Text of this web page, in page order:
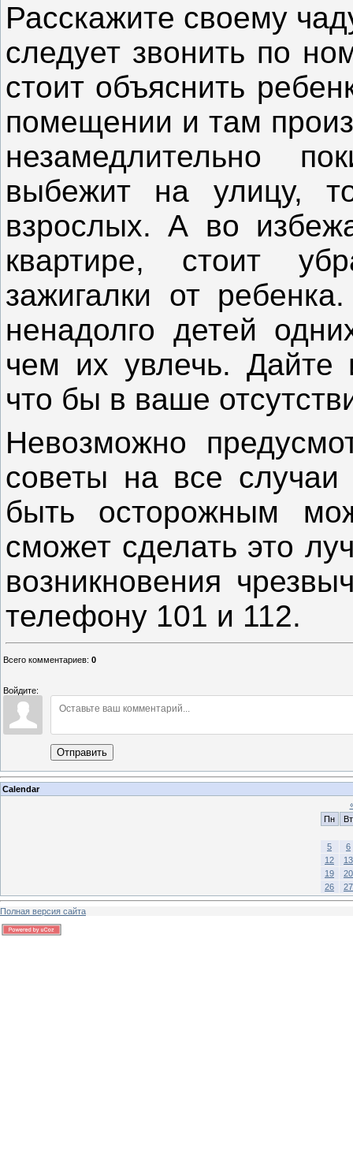
Расскажите своему
следует звонить по
стоит объяснить
помещении и там
незамедлительно
выбежит на улицу,
взрослых. А во
квартире, стоит
зажигалки от
ненадолго детей
чем их увлечь. Дайте
что бы в ваше
Невозможно
советы на все
быть осторожным
сможет сделать это
возникновения
телефону 101 и 112.
Всего комментариев: 0
Войдите:
Отправить
Calendar
Пн
Вт
5
6
12
13
19
20
26
27
Полная версия сайта